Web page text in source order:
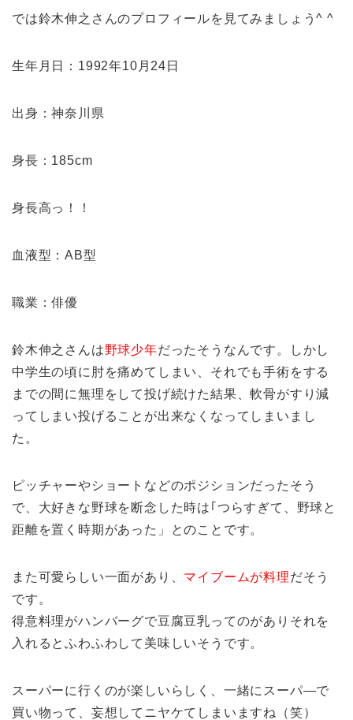
では鈴木伸之さんのプロフィールを見てみましょう^ ^
生年月日：1992年10月24日
出身：神奈川県
身長：185cm
身長高っ！！
血液型：AB型
職業：俳優
鈴木伸之さんは野球少年だったそうなんです。しかし
中学生の頃に肘を痛めてしまい、それでも手術をする
までの間に無理をして投げ続けた結果、軟骨がすり減
ってしまい投げることが出来なくなってしまいまし
た。
ピッチャーやショートなどのポジションだったそう
で、大好きな野球を断念した時は｢つらすぎて、野球と
距離を置く時期があった」とのことです。
また可愛らしい一面があり、 マイブームが料理だそう
です。
得意料理がハンバーグで豆腐豆乳ってのがありそれを
入れるとふわふわして美味しいそうです。
スーパーに行くのが楽しいらしく、一緒にスーパ―で
買い物って、妄想してニヤケてしまいますね（笑）